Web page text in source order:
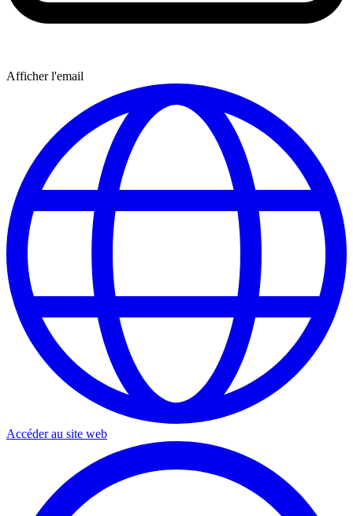
Afficher l'email
Accéder au site web